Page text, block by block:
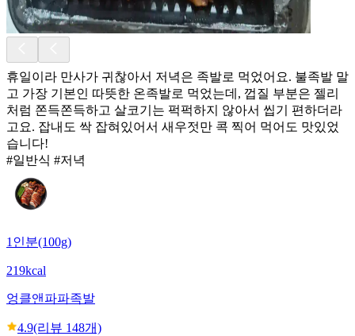
휴일이라 만사가 귀찮아서 저녁은 족발로 먹었어요. 불족발 말
고 가장 기본인 따뜻한 온족발로 먹었는데, 껍질 부분은 젤리
처럼 쫀득쫀득하고 살코기는 퍽퍽하지 않아서 씹기 편하더라
고요. 잡내도 싹 잡혀있어서 새우젓만 콕 찍어 먹어도 맛있었
습니다!
#일반식 #저녁
1인분(100g)
219kcal
엉클앤파파족발
4.9(리뷰 148개)